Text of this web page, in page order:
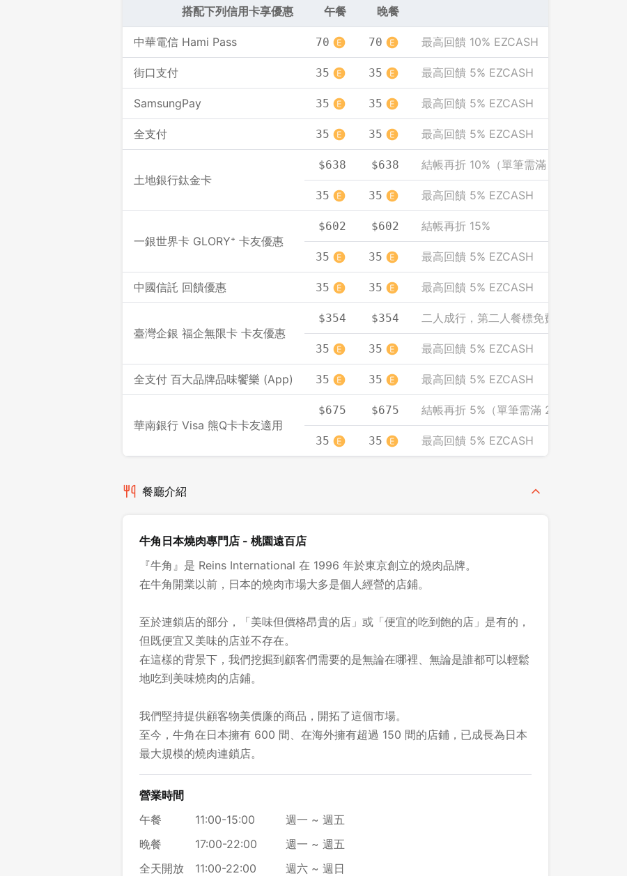
搭配下列信用卡享優惠 午餐 晚餐
中華電信 Hami Pass 70 70 最高回饋 10% EZCASH
街口支付 35 35 最高回饋 5% EZCASH
SamsungPay 35 35 最高回饋 5% EZCASH
全支付 35 35 最高回饋 5% EZCASH
土地銀行鈦金卡
$638 $638 結帳再折 10%（單筆需滿 2000）
35 35 最高回饋 5% EZCASH
一銀世界卡 GLORY⁺ 卡友優惠
$602 $602 結帳再折 15%
35 35 最高回饋 5% EZCASH
中國信託 回饋優惠 35 35 最高回饋 5% EZCASH
臺灣企銀 福企無限卡 卡友優惠
$354 $354 二人成行，第二人餐標免費（人均計）
35 35 最高回饋 5% EZCASH
全支付 百大品牌品味饗樂 (App) 35 35 最高回饋 5% EZCASH
華南銀行 Visa 熊Q卡卡友適用
$675 $675 結帳再折 5%（單筆需滿 2000）
35 35 最高回饋 5% EZCASH
餐廳介紹
牛角日本燒肉專門店 - 桃園遠百店
『牛角』是 Reins International 在 1996 年於東京創立的燒肉品牌。
在牛角開業以前，日本的燒肉市場大多是個人經營的店鋪。
至於連鎖店的部分，「美味但價格昂貴的店」或「便宜的吃到飽的店」是有的，
但既便宜又美味的店並不存在。
在這樣的背景下，我們挖掘到顧客們需要的是無論在哪裡、無論是誰都可以輕鬆
地吃到美味燒肉的店鋪。
我們堅持提供顧客物美價廉的商品，開拓了這個市場。
至今，牛角在日本擁有 600 間、在海外擁有超過 150 間的店鋪，已成長為日本
最大規模的燒肉連鎖店。
營業時間
午餐
11:00-15:00
週一 ~ 週五
晚餐
17:00-22:00
週一 ~ 週五
全天開放
11:00-22:00 週六 ~ 週日